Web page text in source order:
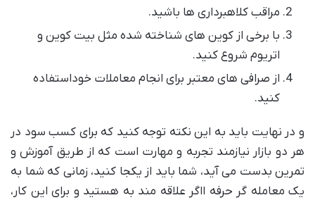
مراقب کلاهبرداری ها باشید.
با برخی از کوین های شناخته شده مثل بیت کوین و
اتریوم شروع کنید.
از صرافی های معتبر برای انجام معاملات خوداستفاده
کنید.
و در نهایت باید به این نکته توجه کنید که برای کسب سود در
هر دو بازار نیازمند تجربه و مهارت است که از طریق آموزش و
تمرین بدست می آید، شما باید از یکجا کنید، زمانی که شما به
یک معامله گر حرفه ااگر علاقه مند به هستید و برای این کار،